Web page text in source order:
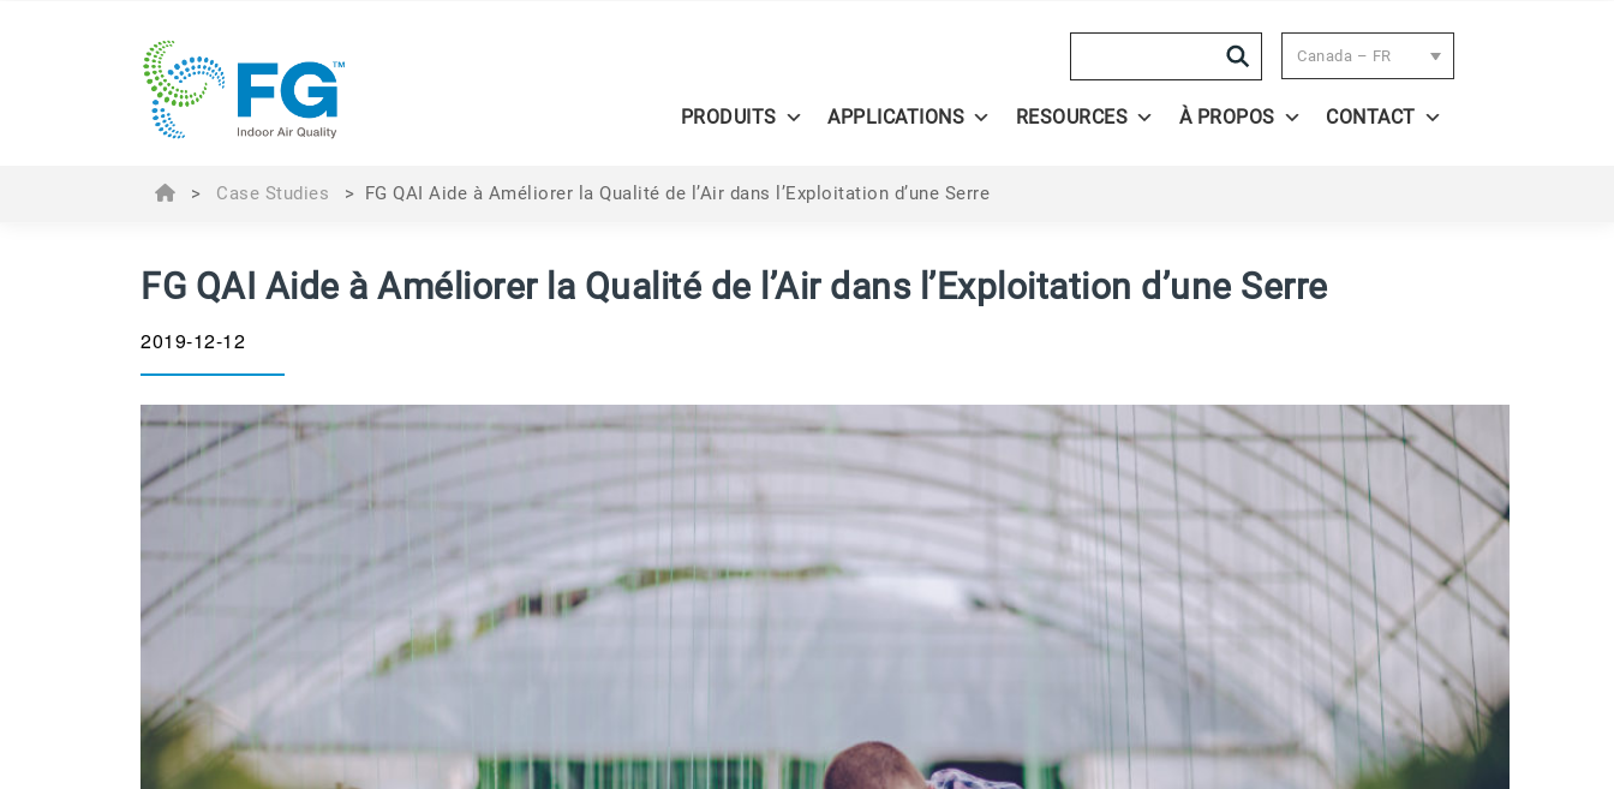
Canada – FR
PRODUITS APPLICATIONS RESOURCES À PROPOS CONTACT
> Case Studies > FG QAI Aide à Améliorer la Qualité de l’Air dans l’Exploitation d’une Serre
FG QAI Aide à Améliorer la Qualité de l’Air dans l’Exploitation d’une Serre
2019-12-12